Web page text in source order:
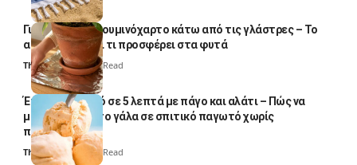
Γιατί βάζουν αλουμινόχαρτο κάτω από τις γλάστρες – Το
απλό κόλπο και τι προσφέρει στα φυτά
Thali Ombre4 Min Read
Έτοιμο παγωτό σε 5 λεπτά με πάγο και αλάτι – Πώς να
μετατρέψετε το γάλα σε σπιτικό παγωτό χωρίς
παγωτομηχανή
Thali Ombre 4 Min Read